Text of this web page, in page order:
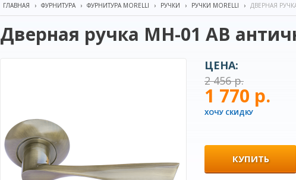
ГЛАВНАЯ › ФУРНИТУРА › ФУРНИТУРА MORELLI › РУЧКИ › РУЧКИ MORELLI › ДВЕРНАЯ
Дверная ручка MH-01 AB
ЦЕНА:
2 456 р.
1 770 р.
ХОЧУ СКИДКУ
КУПИТЬ